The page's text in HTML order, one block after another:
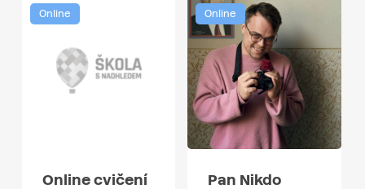
Online
Online cvičení
Online
Pan Nikdo